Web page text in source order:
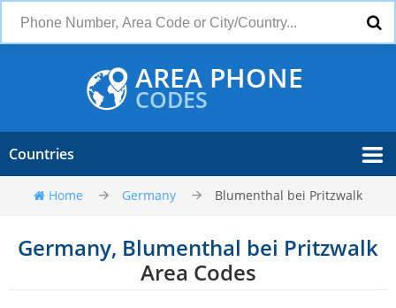
AREA PHONE
CODES
Countries
Home Germany Blumenthal bei Pritzwalk
Germany, Blumenthal bei Pritzwalk
Area Codes